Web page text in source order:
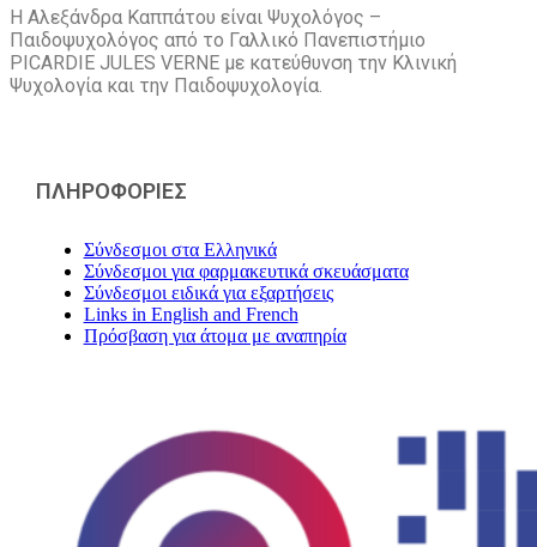
Η Αλεξάνδρα Καππάτου είναι Ψυχολόγος –
Παιδοψυχολόγος από το Γαλλικό Πανεπιστήμιο
PICARDIE JULES VERNE με κατεύθυνση την Kλινική
Ψυχολογία και την Παιδοψυχολογία.
ΠΛΗΡΟΦΟΡΙΕΣ
Σύνδεσμοι στα Ελληνικά
Σύνδεσμοι για φαρμακευτικά σκευάσματα
Σύνδεσμοι ειδικά για εξαρτήσεις
Links in English and French
Πρόσβαση για άτομα με αναπηρία